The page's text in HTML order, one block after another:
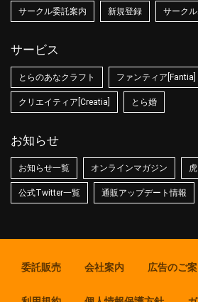
サークル委託案内 新規登録 サーク
サービス
とらのあなクラフト ファンティア[Fantia]
クリエイティア[Creatia] とら婚
お知らせ
お知らせ一覧 オンラインマガジン
公式Twitter一覧 通販アップデート情報
委託販売 会社案内 広告のご